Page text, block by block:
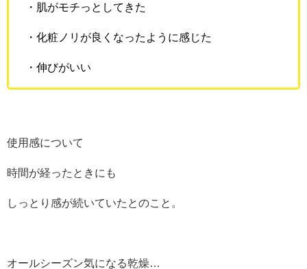
・肌がモチっとしてきた
・化粧ノリが良くなったように感じた
・伸びがいい
使用感について
時間が経ったときにも
しっとり感が続いていたとのこと。
オールシーズン気になる乾燥…